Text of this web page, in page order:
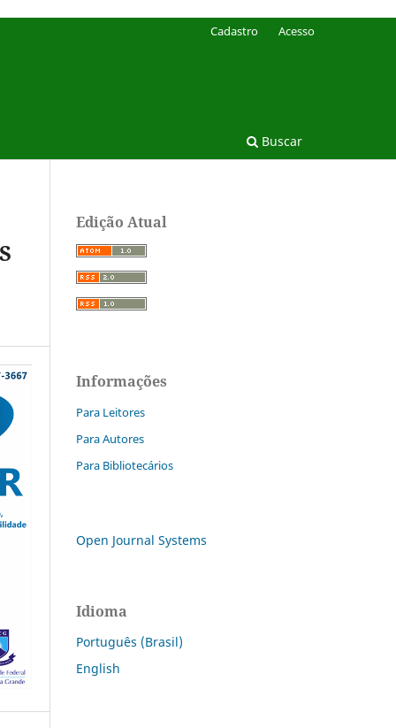
Buscar
Cadastro Acesso
Edição Atual
Informações
Para Leitores
Para Autores
Para Bibliotecários
Open Journal Systems
Idioma
Português (Brasil)
English